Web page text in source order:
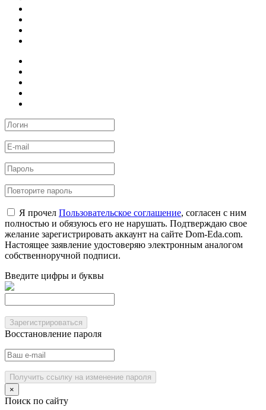
Я прочел Пользовательское соглашение, согласен с ним
полностью и обязуюсь его не нарушать. Подтверждаю свое
желание зарегистрировать аккаунт на сайте Dom-Eda.com.
Настоящее заявление удостоверяю электронным аналогом
собственноручной подписи.
Введите цифры и буквы
Зарегистрироваться
Восстановление пароля
Получить ссылку на изменение пароля
×
Поиск по сайту